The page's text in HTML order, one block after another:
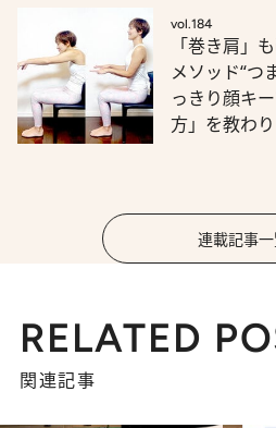
vol.184
「巻き肩」
メソッド“つ
っきり顔キ
方」を教わ
連載記事
RELATED
関連記事